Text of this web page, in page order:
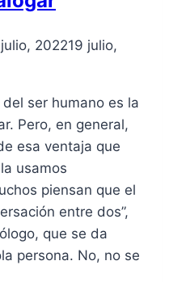
202219 julio,
ser humano es la
Pero, en general,
esa ventaja que
usamos
piensan que el
entre dos”,
que se da
persona. No, no se